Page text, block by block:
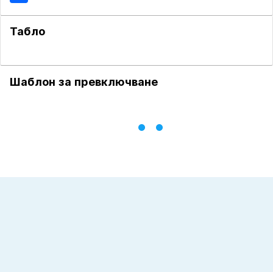
Табло
Шаблон за превключване